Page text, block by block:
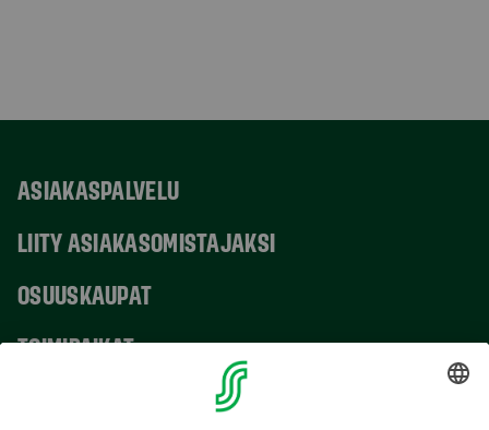
ASIAKASPALVELU
LIITY ASIAKASOMISTAJAKSI
OSUUSKAUPAT
TOIMIPAIKAT